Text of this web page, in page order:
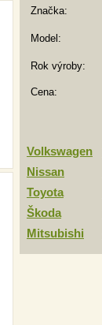
Značka:
Model:
Rok výroby:
Cena:
Volkswagen
Nissan
Toyota
Škoda
Mitsubishi